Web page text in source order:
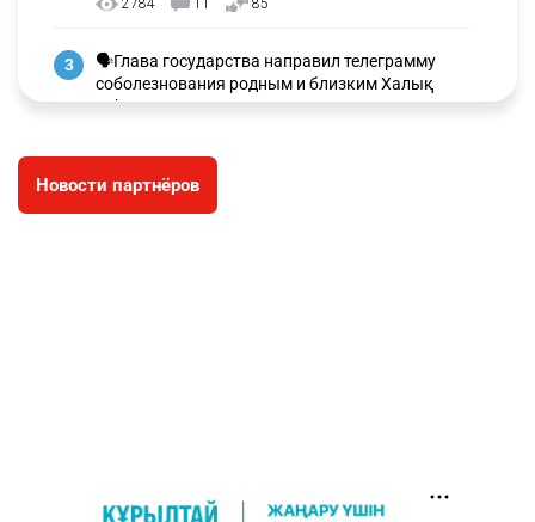
2784 11 85
3
🗣Глава государства направил телеграмму
соболезнования родным и близким Халық
қаһарманы Ивана Гапича
🇫🇷 Клуб ПСЖ объявил об открытии своей
футбольной академии в Астане
Новости партнёров